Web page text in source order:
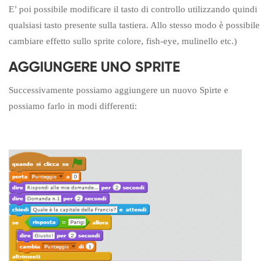
E’ poi possibile modificare il tasto di controllo utilizzando quindi
qualsiasi tasto presente sulla tastiera. Allo stesso modo è possibile
cambiare effetto sullo sprite colore, fish-eye, mulinello etc.)
AGGIUNGERE UNO SPRITE
Successivamente possiamo aggiungere un nuovo Spirte e
possiamo farlo in modi differenti: